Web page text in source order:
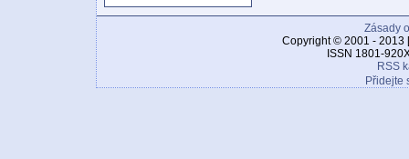
Zásady
Copyright © 2001 - 2013
ISSN 1801-
RSS
Přidejte